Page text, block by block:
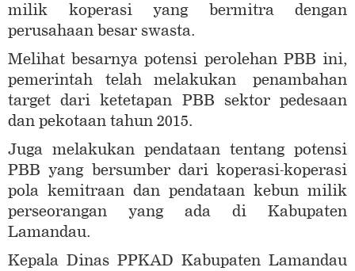
milik koperasi yang bermitra dengan
perusahaan besar swasta.
Melihat besarnya potensi perolehan PBB ini,
pemerintah telah melakukan penambahan
target dari ketetapan PBB sektor pedesaan
dan pekotaan tahun 2015.
Juga melakukan pendataan tentang potensi
PBB yang bersumber dari koperasi-koperasi
pola kemitraan dan pendataan kebun milik
perseorangan yang ada di Kabupaten
Lamandau.
Kepala Dinas PPKAD Kabupaten Lamandau